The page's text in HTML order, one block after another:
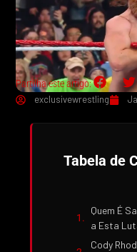
Partilha este artigo:
exclusivewrestling
Tabela de
Quem É
a Esta
Cody